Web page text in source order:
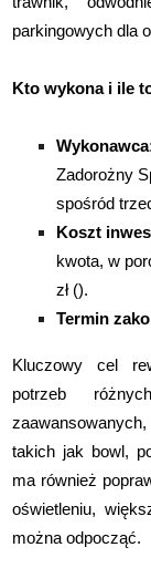
parkingowych dla
Kto wykona i ile
Zadorożny
spośród
Koszt
kwota, w
zł ().
Termin
Kluczowy cel
potrzeb
takich jak bowl,
ma również
oświetleniu,
można odpocząć.